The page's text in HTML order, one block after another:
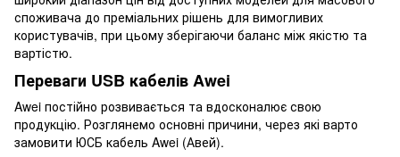
споживача до преміальних рішень для вимогливих
користувачів, при цьому зберігаючи баланс між якістю та
вартістю.
Переваги USB кабелів Awei
Awei постійно розвивається та вдосконалює свою
продукцію. Розглянемо основні причини, через які варто
замовити ЮСБ кабель Awei (Авей).